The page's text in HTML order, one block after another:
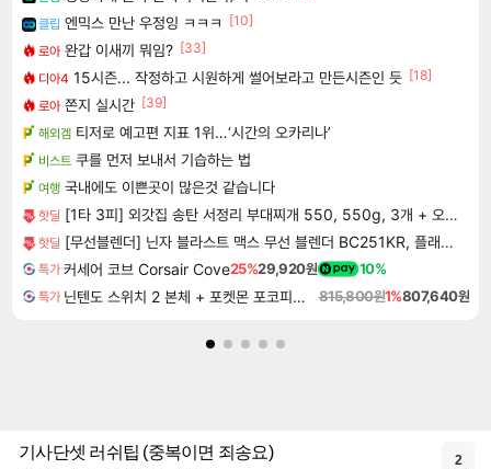
클립 엔믹스 만난 우정잉 ㅋㅋㅋ
[10]
로아 완갑 이새끼 뭐임? [33]
디아4 15시즌... 작정하고 시원하게 썰어보라고 만든시즌인 듯 [18]
로아 쫀지 실시간 [39]
해외겜 티저로 예고편 지표 1위…‘시간의 오카리나’
비스트 쿠를 먼저 보내서 기습하는 법
여행 국내에도 이쁜곳이 많은것 같습니다
핫딜 [1타 3피] 외갓집 송탄 서정리 부대찌개 550, 550g, 3개 + 오뚜기 라면사리, 110g, 1개, 1세트
핫딜 [무선블렌더] 닌자 블라스트 맥스 무선 블렌더 BC251KR, 플래티넘실버, 1개
특가 커세어 코브 Corsair Cove25%29,920원 10%
특가 닌텐도 스위치 2 본체 + 포켓몬 포코피아 + 포켓몬스터 레전드 ZA 닌텐도 스위치 2 에디션 번들 815,800원1%807,640원
기사단셋 러쉬팁 (중복이면 죄송요) 2